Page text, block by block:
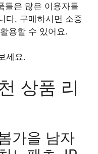
들은 많은 이용자들
다. 구매하시면 소중
용할 수 있어요.
세요.
상품 리
가을 남자